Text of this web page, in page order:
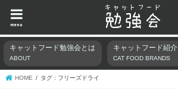
menu
キャットフード勉強会とは
ABOUT
キャットフード紹介
CAT FOOD BRANDS
HOME タグ : フリーズドライ